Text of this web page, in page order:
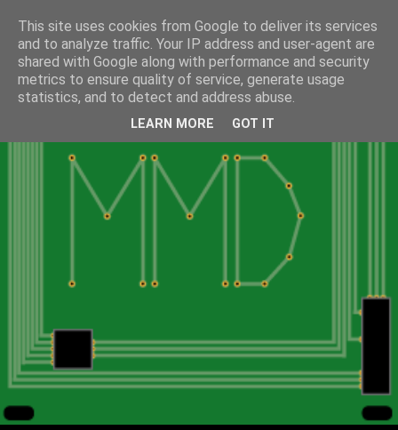
This site uses cookies from Google to deliver its services
and to analyze traffic. Your IP address and user-agent are
shared with Google along with performance and security
metrics to ensure quality of service, generate usage
statistics, and to detect and address abuse.
LEARN MORE GOT IT